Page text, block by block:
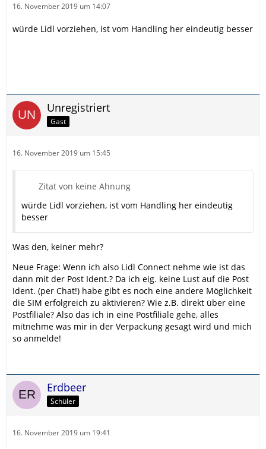
16. November 2019 um 14:07
würde Lidl vorziehen, ist vom Handling her eindeutig besser
Unregistriert
Gast
16. November 2019 um 15:45
Zitat von keine Ahnung
würde Lidl vorziehen, ist vom Handling her eindeutig
besser
Was den, keiner mehr?
Neue Frage: Wenn ich also Lidl Connect nehme wie ist das
dann mit der Post Ident.? Da ich eig. keine Lust auf die Post
Ident. (per Chat!) habe gibt es noch eine andere Möglichkeit
die SIM erfolgreich zu aktivieren? Wie z.B. direkt über eine
Postfiliale? Also das ich in eine Postfiliale gehe, alles
mitnehme was mir in der Verpackung gesagt wird und mich
so anmelde!
Erdbeer
Schüler
16. November 2019 um 19:41